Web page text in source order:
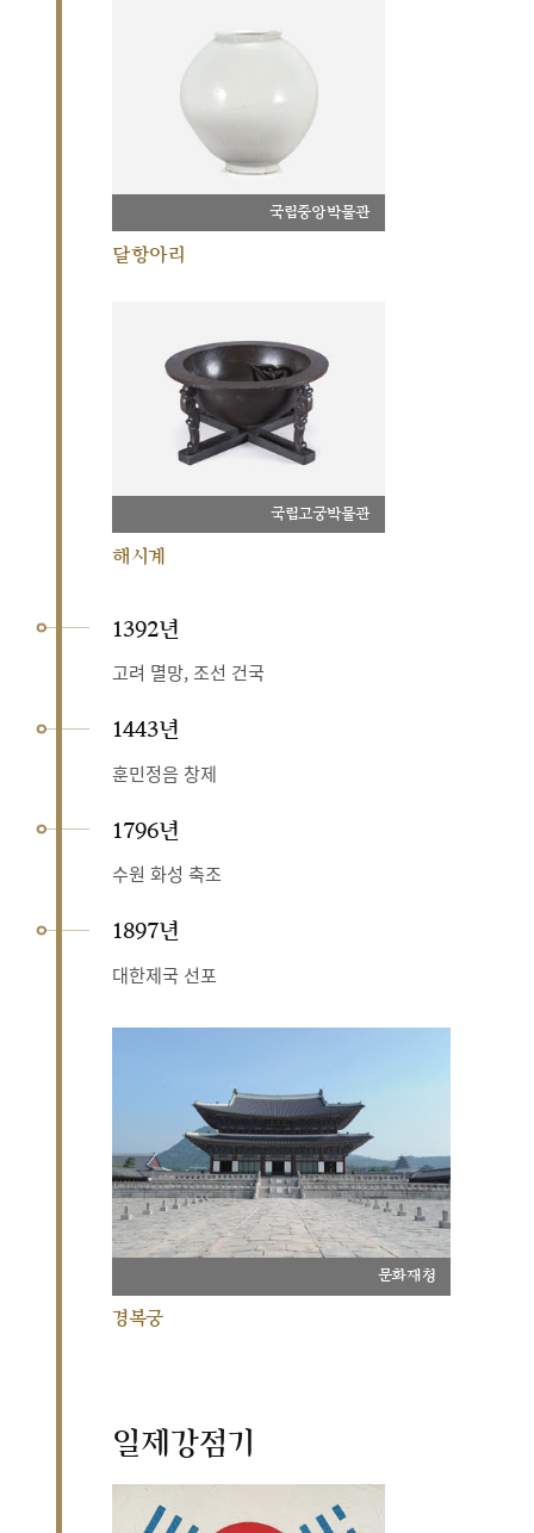
국립중앙박물관
달항아리
국립고궁박물관
해시계
1392년
고려 멸망, 조선 건국
1443년
훈민정음 창제
1796년
수원 화성 축조
1897년
대한제국 선포
문화재청
경복궁
일제강점기